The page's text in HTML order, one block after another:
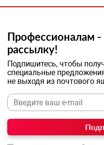
Профессионалам
рассылку!
Подпишитесь, чтобы
специальные
не выходя из почтового